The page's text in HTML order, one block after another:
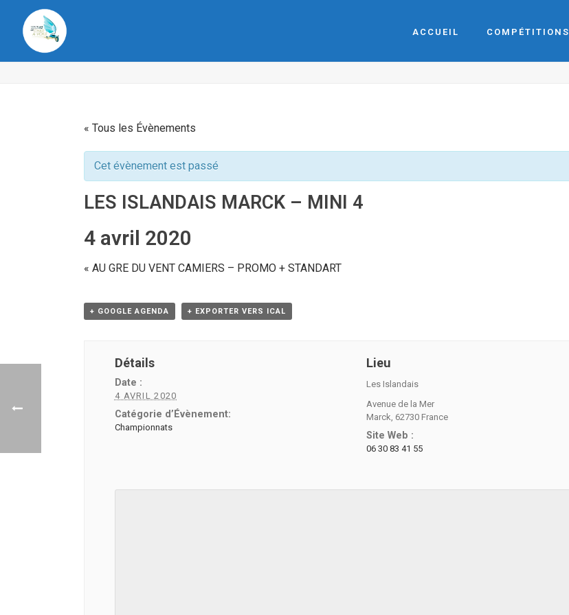
ACCUEIL COMPÉTITIONS
« Tous les Évènements
Cet évènement est passé
LES ISLANDAIS MARCK – MINI 4
4 avril 2020
« AU GRE DU VENT CAMIERS – PROMO + STANDART
+ GOOGLE AGENDA + EXPORTER VERS ICAL
Détails
Date :
4 AVRIL 2020
Catégorie d’Évènement:
Championnats
Lieu
Les Islandais
Avenue de la Mer
Marck, 62730 France
Site Web :
06 30 83 41 55